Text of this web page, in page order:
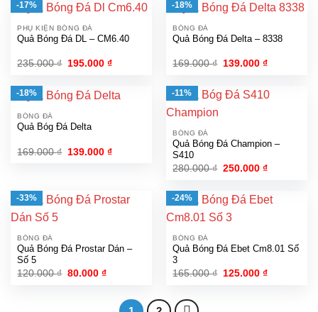
250.000 ₫.là:
220.000 ₫.
230.000 ₫.là:
200.000 ₫.
-17%
PHỤ KIỆN BÓNG ĐÁ
Quả Bóng Đá DL – CM6.40
235.000₫ Giá
235.000 ₫.
195.000₫Giá
là:
195.000 ₫.
-18%
BÓNG ĐÁ
Quả Bóng Đá Delta – 8338
169.000₫ Giá
169.000 ₫.
139.000₫Giá
là:
139.000 ₫.
-18%
BÓNG ĐÁ
Quả Bóg Đá Delta
169.000₫ Giá
139.000₫Giá
-11%
BÓNG ĐÁ
Quả Bóng Đá Champion –
S410
280.000₫ Giá
280.000 ₫.
250.000₫Giá
là:
250.000 ₫.
-33%
BÓNG ĐÁ
Quả Bóng Đá Prostar Dán –
Số 5
120.000₫ Giá
80.000₫Giá
80.000 ₫.
-24%
BÓNG ĐÁ
Quả Bóng Đá Ebet Cm8.01 Số
3
165.000₫ Giá
125.000₫Giá